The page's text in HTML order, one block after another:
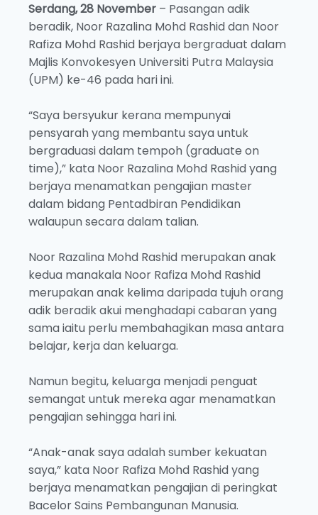
Serdang, 28 November – Pasangan adik
beradik, Noor Razalina Mohd Rashid dan Noor
Rafiza Mohd Rashid berjaya bergraduat dalam
Majlis Konvokesyen Universiti Putra Malaysia
(UPM) ke-46 pada hari ini.
“Saya bersyukur kerana mempunyai
pensyarah yang membantu saya untuk
bergraduasi dalam tempoh (graduate on
time),” kata Noor Razalina Mohd Rashid yang
berjaya menamatkan pengajian master
dalam bidang Pentadbiran Pendidikan
walaupun secara dalam talian.
Noor Razalina Mohd Rashid merupakan anak
kedua manakala Noor Rafiza Mohd Rashid
merupakan anak kelima daripada tujuh orang
adik beradik akui menghadapi cabaran yang
sama iaitu perlu membahagikan masa antara
belajar, kerja dan keluarga.
Namun begitu, keluarga menjadi penguat
semangat untuk mereka agar menamatkan
pengajian sehingga hari ini.
“Anak-anak saya adalah sumber kekuatan
saya,” kata Noor Rafiza Mohd Rashid yang
berjaya menamatkan pengajian di peringkat
Bacelor Sains Pembangunan Manusia.